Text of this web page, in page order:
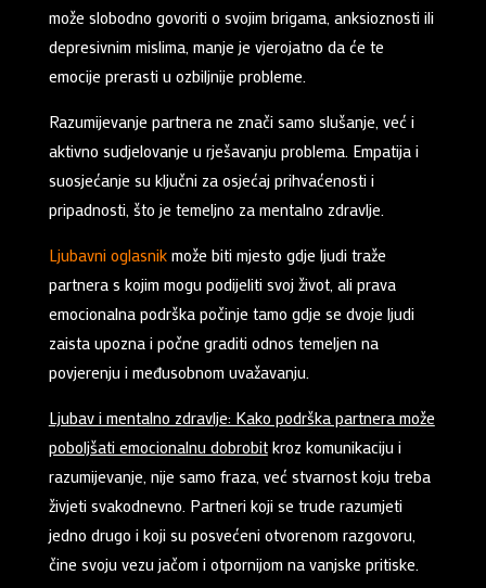
može slobodno govoriti o svojim brigama, anksioznosti ili
depresivnim mislima, manje je vjerojatno da će te
emocije prerasti u ozbiljnije probleme.
Razumijevanje partnera ne znači samo slušanje, već i
aktivno sudjelovanje u rješavanju problema. Empatija i
suosjećanje su ključni za osjećaj prihvaćenosti i
pripadnosti, što je temeljno za mentalno zdravlje.
Ljubavni oglasnikmože biti mjesto gdje ljudi traže
partnera s kojim mogu podijeliti svoj život, ali prava
emocionalna podrška počinje tamo gdje se dvoje ljudi
zaista upozna i počne graditi odnos temeljen na
povjerenju i međusobnom uvažavanju.
Ljubav i mentalno zdravlje: Kako podrška partnera može
poboljšati emocionalnu dobrobitkroz komunikaciju i
razumijevanje, nije samo fraza, već stvarnost koju treba
živjeti svakodnevno. Partneri koji se trude razumjeti
jedno drugo i koji su posvećeni otvorenom razgovoru,
čine svoju vezu jačom i otpornijom na vanjske pritiske.